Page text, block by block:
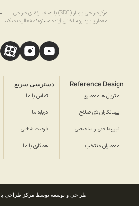
مرکز طراحی پایدار (SDC) با هدف ارتقای طراحی
معماری پایدارو ساختن آینده مسئولانه فعالیت میکند.
Reference Design
متریال ها معماری
پیمانکاران ذی صلاح
نیروها فنی و تخصصی
معماران منتخب
دسترسی سریع
تماس با ما
درباره ما
فرصت شغلی
همکاری با ما
طراحی و توسعه توسط مرکز طراحی